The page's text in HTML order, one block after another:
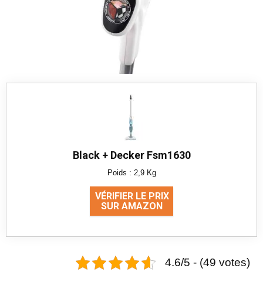
Black + Decker Fsm1630
Poids : 2,9 Kg
VÉRIFIER LE PRIX
SUR AMAZON
4.6/5 - (49 votes)